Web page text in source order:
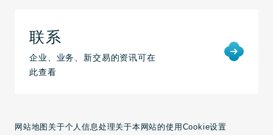
网站地图 关于个人信息处理关于本网站的使用 Cookie设置
联系
企业、业务、新交易的资讯可在
此查看